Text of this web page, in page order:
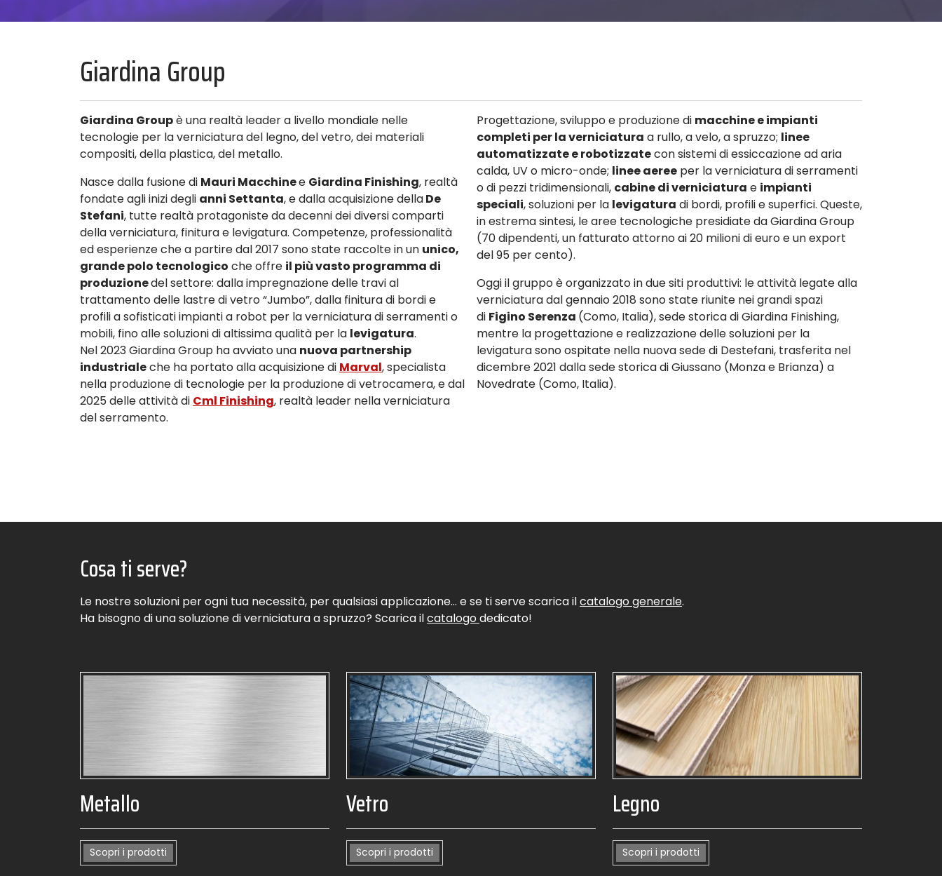
Giardina Group
Giardina Groupè una realtà leader a livello mondiale nelle
tecnologie per la verniciatura del legno, del vetro, dei materiali
compositi, della plastica, del metallo.
Nasce dalla fusione di Mauri Macchinee Giardina Finishing, realtà
fondate agli inizi degli anni Settanta, e dalla acquisizione dellaDe
Stefani, tutte realtà protagoniste da decenni dei diversi comparti
della verniciatura, finitura e levigatura. Competenze, professionalità
ed esperienze che a partire dal 2017 sono state raccolte in un unico,
grande polo tecnologico che offre il più vasto programma di
produzionedel settore: dalla impregnazione delle travi al
trattamento delle lastre di vetro “Jumbo”, dalla finitura di bordi e
profili a sofisticati impianti a robot per la verniciatura di serramenti o
mobili, fino alle soluzioni di altissima qualità per la levigatura.
Nel 2023 Giardina Group ha avviato una nuova partnership
industrialeche ha portato alla acquisizione di Marval, specialista
nella produzione di tecnologie per la produzione di vetrocamera, e dal
2025 delle attività di Cml Finishing, realtà leader nella verniciatura
del serramento.
Progettazione, sviluppo e produzione di macchine e impianti
completi per la verniciatura a rullo, a velo, a spruzzo; linee
automatizzate e robotizzatecon sistemi di essiccazione ad aria
calda, UV o micro-onde; linee aeree per la verniciatura di serramenti
o di pezzi tridimensionali, cabine di verniciatura e impianti
speciali, soluzioni per la levigatura di bordi, profili e superfici. Queste,
in estrema sintesi, le aree tecnologiche presidiate da Giardina Group
(70 dipendenti, un fatturato attorno ai 20 milioni di euro e un export
del 95 per cento).
Oggi il gruppo è organizzato in due siti produttivi: le attività legate alla
verniciatura dal gennaio 2018 sono state riunite nei grandi spazi
di Figino Serenza (Como, Italia), sede storica di Giardina Finishing,
mentre la progettazione e realizzazione delle soluzioni per la
levigatura sono ospitate nella nuova sede di Destefani, trasferita nel
dicembre 2021 dalla sede storica di Giussano (Monza e Brianza) a
Novedrate (Como, Italia).
Cosa ti serve?
Le nostre soluzioni per ogni tua necessità, per qualsiasi applicazione… e se ti serve scarica ilcatalogo generale.
Ha bisogno di una soluzione di verniciatura a spruzzo? Scarica ilcatalogo dedicato!
Metallo
Scopri i prodotti
Vetro
Scopri i prodotti
Legno
Scopri i prodotti